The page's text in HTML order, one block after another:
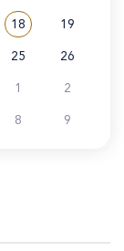
Voir tous les
18Juillet 2026
19
25 26
1 2
8 9